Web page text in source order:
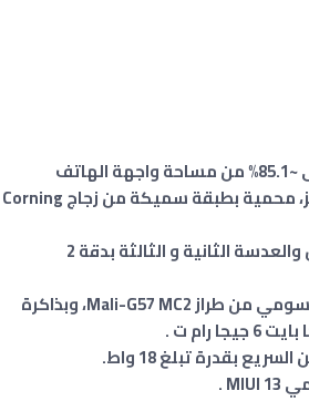
يأتي الهاتف مع شاشة IPS LCD كبيرة بعرض 6.58 بوصة، تستحوذ على ~85.1% من مساحة واجهة الهاتف
الأمامية، بجودة 1080 × 2408 بكسل ، يدعم معدل تحديث يبلغ 90 هرتز، محمية بطبقة سميكة من زجاج Corning
يضم كاميرا خلفية ثلاثية العدسة، تأتي الرئيسية بدقة 50 ميجابكسل والعدسة الثانية و الثالثة بدقة 2
يستخدم الجهاز الذكي معالج Helio G99 من ميدياتك، مقترنًا بمعالج رسومي من طراز Mali-G57 MC2، وبذاكرة